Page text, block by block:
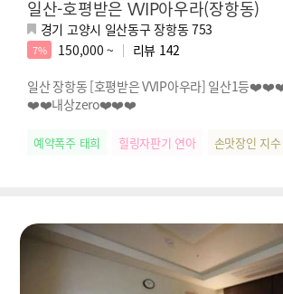
일산-호평받은 VVIP아우라(장항동)
경기 고양시 일산동구 장항동 753
7% 150,000 ~ 리뷰 142
일산 장항동 [호평받은 VVIP아우라] 일산1등
❤️❤️내상zero❤️❤️❤️
예약폭주 태희 힐링자판기 연아 손맛장인 지수